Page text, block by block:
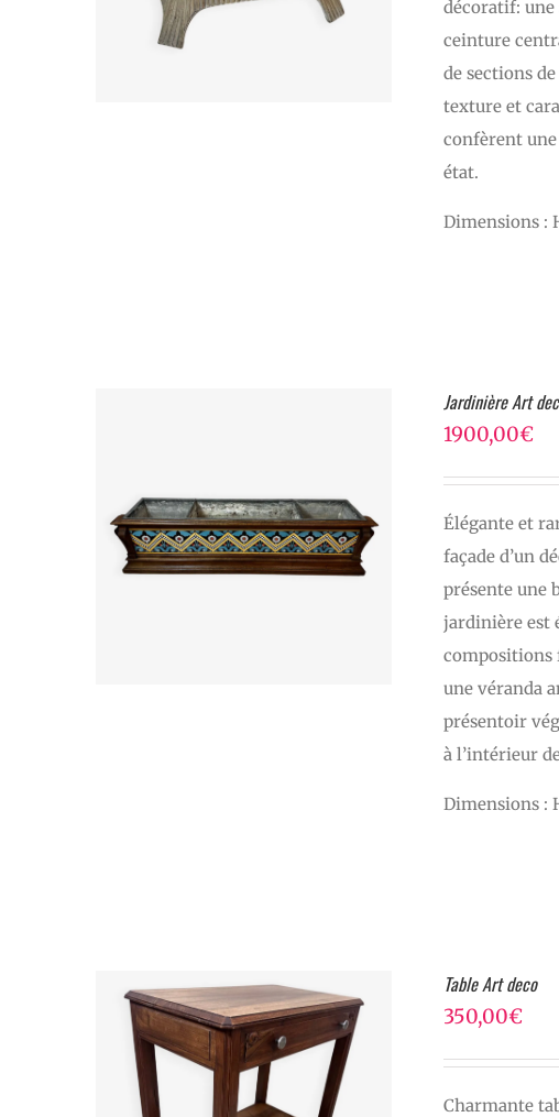
décoratif: une
ceinture
de sections
texture et
confèrent
état.
Dimensions :
Jardinière Art
1900,00€
Élégante et
façade d’un
présente une
jardinière est
compositions
une véranda
présentoir
à l’intérieur
Dimensions :
Table Art deco
350,00€
Charmante